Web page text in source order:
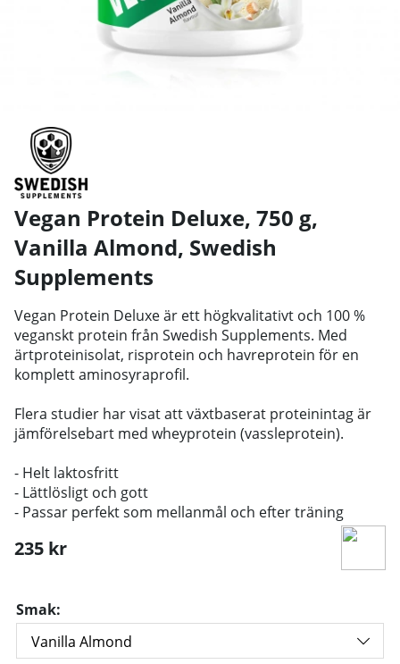
Vegan Protein Deluxe, 750 g,
Vanilla Almond, Swedish
Supplements
Vegan Protein Deluxe är ett högkvalitativt och 100 %
veganskt protein från Swedish Supplements. Med
ärtproteinisolat, risprotein och havreprotein för en
komplett aminosyraprofil.
Flera studier har visat att växtbaserat proteinintag är
jämförelsebart med wheyprotein (vassleprotein).
- Helt laktosfritt
- Lättlösligt och gott
- Passar perfekt som mellanmål och efter träning
235 kr
Smak: